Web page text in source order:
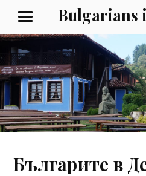
съдържаниетоBulgarians
МЕНЮ
Българите в